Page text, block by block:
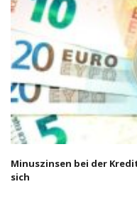
Minuszinsen bei der
sich